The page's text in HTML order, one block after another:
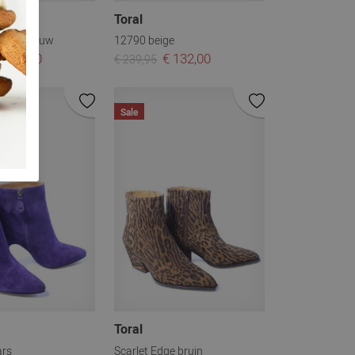
blauw
162,00
Toral
12790 beige
€ 239,95 € 132,00
Sale
Toral
Scarlet Edge bruin